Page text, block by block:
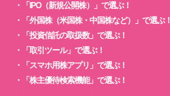
・
「IPO（新規公開株）」で選ぶ！
・
「外国株（米国株・中国株など）」で選ぶ！
・
「投資信託の取扱数」で選ぶ！
・
「取引ツール」で選ぶ！
・
「スマホ用株アプリ」で選ぶ！
・
「株主優待検索機能」で選ぶ！